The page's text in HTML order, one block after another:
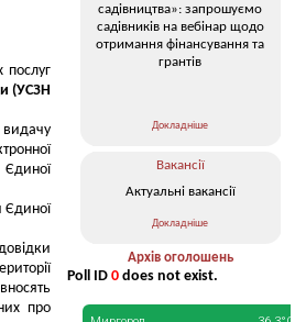
послуг
(УСЗН
про
садівництва»: запрошуємо
садівників на вебінар щодо
отримання фінансування та
грантів
Докладніше
Вакансії
Актуальні вакансії
Докладніше
Архів оголошень
Poll ID 0 does not exist.